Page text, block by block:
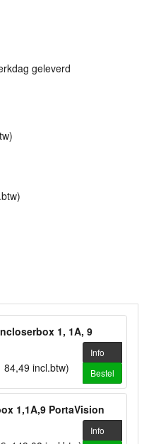
geleverd
)
)
1, 1A, 9
84,49 incl.btw)
Info
Bestel
1,1A,9 PortaVision
Info